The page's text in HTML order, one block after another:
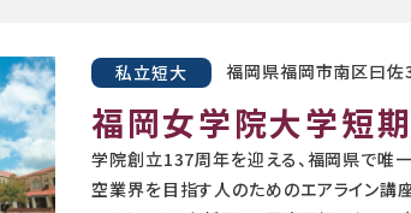
私立短大 福岡県福岡市南区曰
福岡女学院大学短
学院創立137周年を迎える、福岡県で唯
空業界を目指す人のためのエアライン講